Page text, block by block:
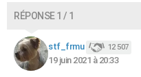
Dictionnaire
Biographies
Citations
Expressions
Proverbes
PROGRAMME TV
COPAINS D'AVANT
S'inscrire
Se connecter
Lycées
Collèges
Primaires
Universités
Entreprises
Service militaire
Avis de recherche
AVIS DE DÉCÈS
RÉPONSE 1 / 1
stf_frmu 12 507
19 juin 2021 à 20:33